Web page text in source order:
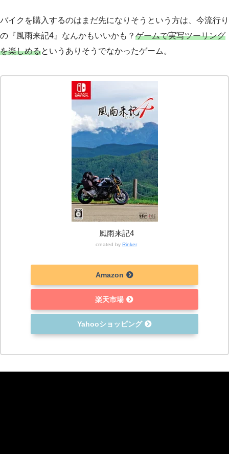
バイクを購入するのはまだ先になりそうという方は、今流行り
の『風雨来記4』なんかもいいかも？ ゲームで実写ツーリング
を楽しめるというありそうでなかったゲーム。
風雨来記4
created by Rinker
Amazon
楽天市場
Yahooショッピング